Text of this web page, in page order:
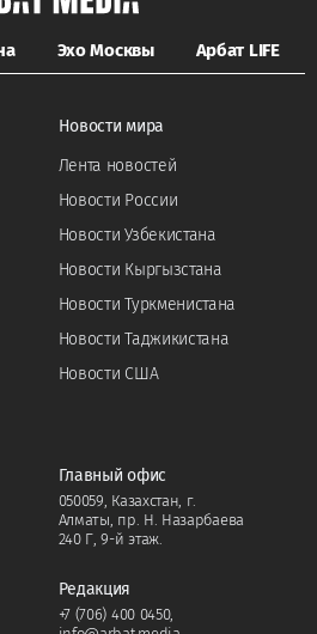
Эхо Москвы Арбат LIFE
Новости мира
Лента новостей
Новости России
Новости Узбекистана
Новости Кыргызстана
Новости Туркменистана
Новости Таджикистана
Новости США
Главный офис
050059, Казахстан, г.
Алматы, пр. Н. Назарбаева
240 Г, 9-й этаж.
Редакция
+7 (706) 400 0450,